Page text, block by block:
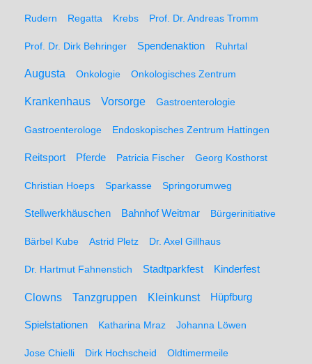
Rudern Regatta Krebs Prof. Dr. Andreas Tromm
Prof. Dr. Dirk Behringer Spendenaktion Ruhrtal
Augusta Onkologie Onkologisches Zentrum
Krankenhaus Vorsorge Gastroenterologie
Gastroenterologe Endoskopisches Zentrum Hattingen
Reitsport Pferde Patricia Fischer Georg Kosthorst
Christian Hoeps Sparkasse Springorumweg
Stellwerkhäuschen Bahnhof Weitmar Bürgerinitiative
Bärbel Kube Astrid Pletz Dr. Axel Gillhaus
Dr. Hartmut Fahnenstich Stadtparkfest Kinderfest
Clowns Tanzgruppen Kleinkunst Hüpfburg
Spielstationen Katharina Mraz Johanna Löwen
Jose Chielli Dirk Hochscheid Oldtimermeile